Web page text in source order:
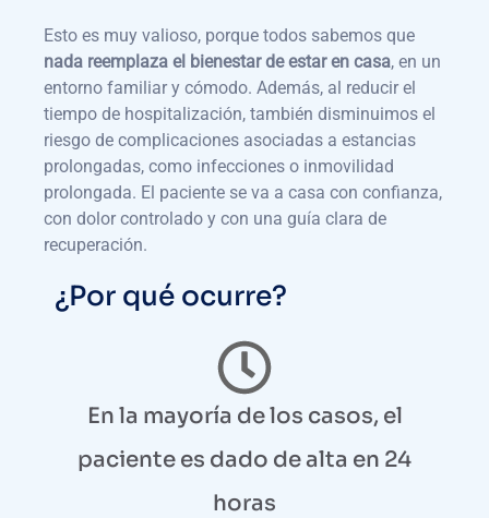
Esto es muy valioso, porque todos sabemos que
nada reemplaza el bienestar de estar en casa, en un
entorno familiar y cómodo. Además, al reducir el
tiempo de hospitalización, también disminuimos el
riesgo de complicaciones asociadas a estancias
prolongadas, como infecciones o inmovilidad
prolongada. El paciente se va a casa con confianza,
con dolor controlado y con una guía clara de
recuperación.
¿Por qué ocurre?
En la mayoría de los casos, el
paciente es dado de alta en 24
horas